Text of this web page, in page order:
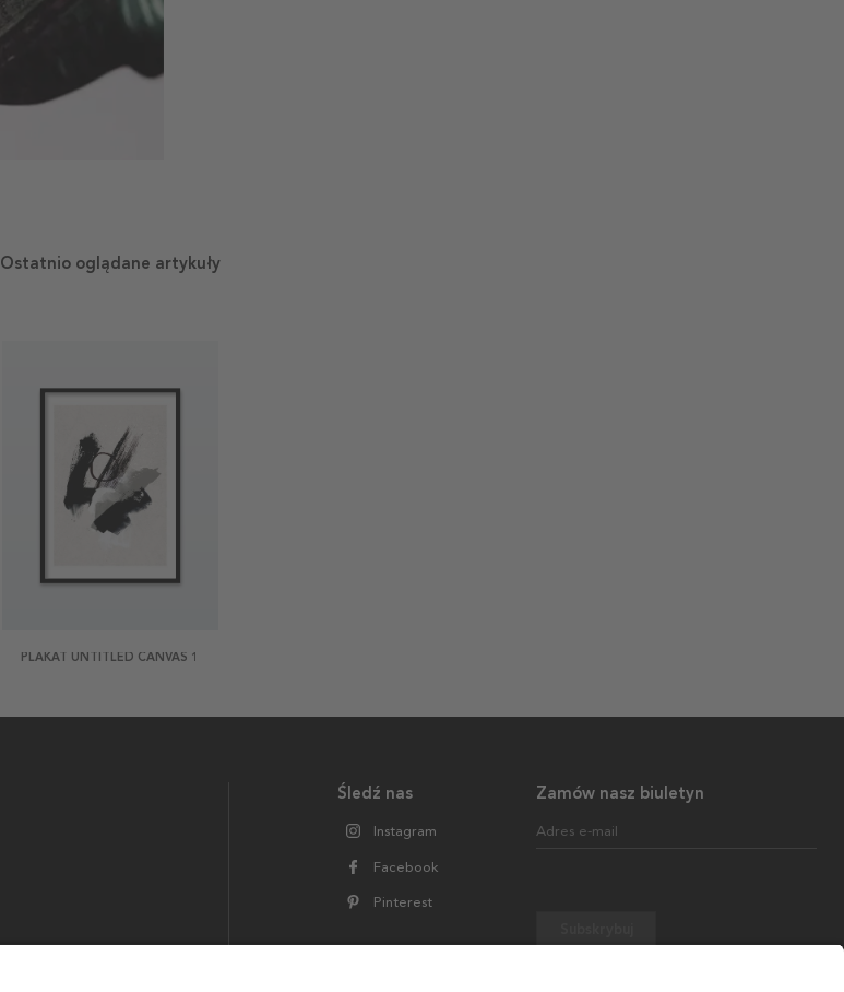
Ostatnio oglądane artykuły
PLAKAT UNTITLED CANVAS 1
Zamów nasz biuletyn
Adres e-mail
Śledź nas
Instagram
Facebook
Pinterest